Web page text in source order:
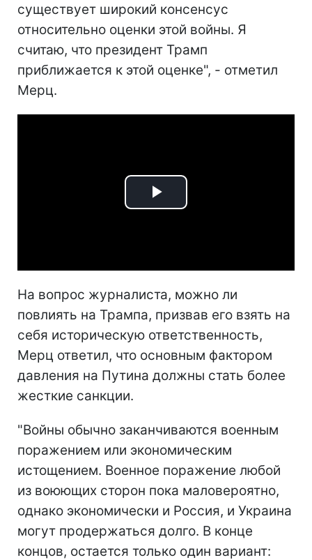
существует широкий консенсус
относительно оценки этой войны. Я
считаю, что президент Трамп
приближается к этой оценке", - отметил
Мерц.
Play
На вопрос журналиста, можно ли
повлиять на Трампа, призвав его взять на
себя историческую ответственность,
Мерц ответил, что основным фактором
давления на Путина должны стать более
жесткие санкции.
"Войны обычно заканчиваются военным
поражением или экономическим
истощением. Военное поражение любой
из воюющих сторон пока маловероятно,
однако экономически и Россия, и Украина
могут продержаться долго. В конце
концов, остается только один вариант: